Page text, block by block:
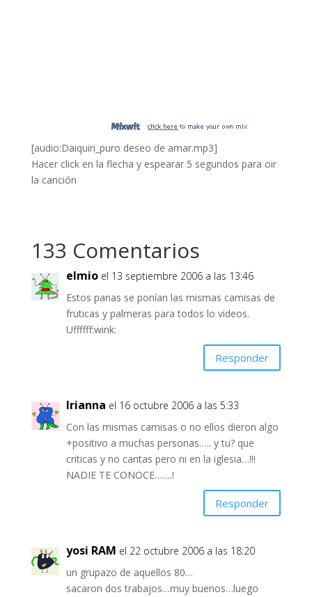
[audio:Daiquiri_puro deseo de amar.mp3]
Hacer click en la flecha y espearar 5 segundos para oir
la canción
133 Comentarios
elmio el 13 septiembre 2006 a las 13:46
Estos panas se ponían las mismas camisas de
fruticas y palmeras para todos lo videos.
Uffffff:wink:
Responder
Irianna el 16 octubre 2006 a las 5:33
Con las mismas camisas o no ellos dieron algo
+positivo a muchas personas….. y tu? que
criticas y no cantas pero ni en la iglesia…!!!
NADIE TE CONOCE…….!
Responder
yosi RAM el 22 octubre 2006 a las 18:20
un grupazo de aquellos 80…
sacaron dos trabajos…muy buenos…luego